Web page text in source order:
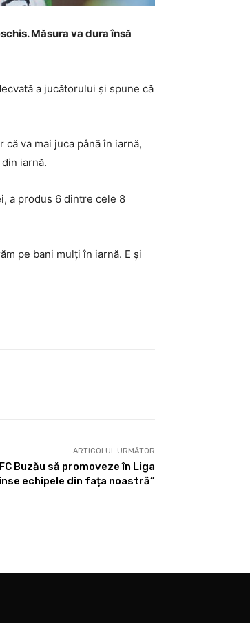
Măsura va dura însă
a jucătorului și spune că
va mai juca până în iarnă,
iarnă.
a produs 6 dintre cele 8
pe bani mulți în iarnă. E și
ARTICOLUL URMĂTOR
Buzău să promoveze în Liga
echipele din fața noastră”